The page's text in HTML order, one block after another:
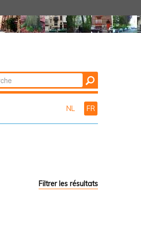
par
NL FR
Filtrer les résultats